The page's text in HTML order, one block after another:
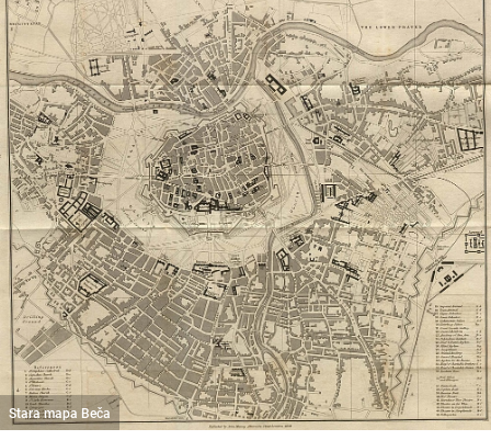
Stara mapa Beča